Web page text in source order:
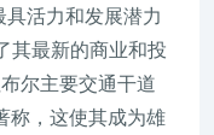
具活力和发展潜力
其最新的商业和投
尔主要交通干道
称，这使其成为雄